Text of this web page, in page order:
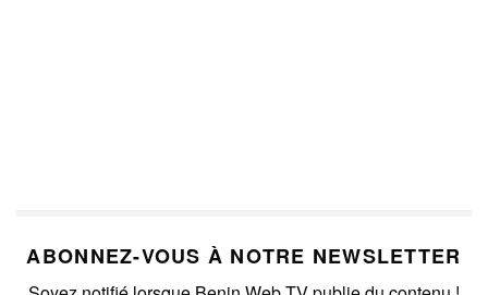
ABONNEZ-VOUS À NOTRE NEWSLETTER